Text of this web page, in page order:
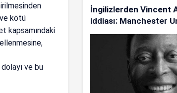
ve kötü
kapsamındaki
dolayı ve bu
İngilizlerden Vincent
iddiası: Manchester